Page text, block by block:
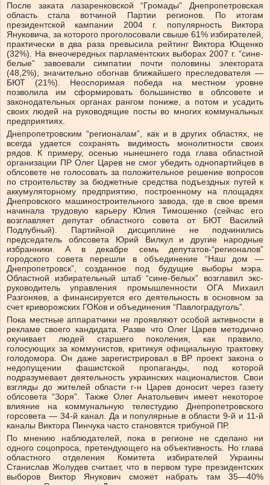
После заката лазаренковской “Громады” Днепропетровская
область стала вотчиной Партии регионов. По итогам
президентской кампании 2004 г. популярность Виктора
Януковича, за которого проголосовали свыше 61% избирателей,
практически в два раза превысила рейтинг Виктора Ющенко
(32%). На внеочередных парламентских выборах 2007 г. “сине-
белые” завоевали симпатии почти половины электората
(48,2%), значительно обогнав ближайшего преследователя —
БЮТ (21%). Неоспоримая победа на местном уровне
позволила им сформировать большинство в облсовете и
законодательных органах рангом пониже, а потом и усадить
своих людей на руководящие посты во многих коммунальных
предприятиях.
Днепропетровским “регионалам”, как и в других областях, не
всегда удается сохранять видимость монолитности своих
рядов. К примеру, осенью нынешнего года глава областной
организации ПР Олег Царев не смог убедить однопартийцев в
облсовете не голосовать за положительное решение вопросов
по строительству за бюджетные средства подъездных путей к
аккумуляторному предприятию, построенному на площадях
Днепровского машиностроительного завода, где в свое время
начинала трудовую карьеру Юлия Тимошенко (сейчас его
возглавляет депутат областного совета от БЮТ Василий
Подлубный). Партийной дисциплине не подчинились
председатель облсовета Юрий Вилкул и другие народные
избранники. А в декабре семь депутатов-“регионалов”
городского совета перешли в объединение “Наш дом —
Днепропетровск”, созданное под будущие выборы мэра.
Областной избирательный штаб “сине-белых” возглавил экс-
руководитель управления промышленности ОГА Михаил
Разгоняев, а финансируется его деятельность в основном за
счет криворожских ГОКов и объединения “Павлоградуголь”.
Пока местные аппаратчики не проявляют особой активности в
рекламе своего кандидата. Разве что Олег Царев методично
окучивает людей старшего поколения, как правило,
голосующих за коммунистов, критикуя официальную трактовку
голодомора. Он даже зарегистрировал в ВР проект закона о
недопущении фашистской пропаганды, под которой
подразумевает деятельность украинских националистов. Свои
взгляды до жителей области г-н Царев доносит через газету
облсовета “Зоря”. Также Олег Анатольевич имеет некоторое
влияние на коммунальную телестудию Днепропетровского
горсовета — 34-й канал. Да и популярные в области 9-й и 11-й
каналы Виктора Пинчука часто становятся трибуной ПР.
По мнению наблюдателей, пока в регионе не сделано ни
одного соцопроса, претендующего на объективность. Но глава
областного отделения Комитета избирателей Украины
Станислав Жолудев считает, что в первом туре президентских
выборов Виктор Янукович сможет набрать там 35—40%